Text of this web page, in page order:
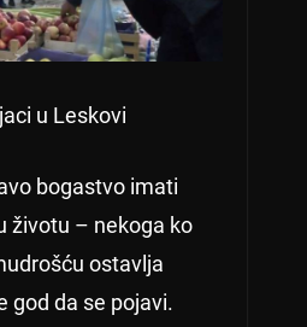
u Leskovi
bogastvo imati
životu – nekoga ko
ostavlja
god da se pojavi.